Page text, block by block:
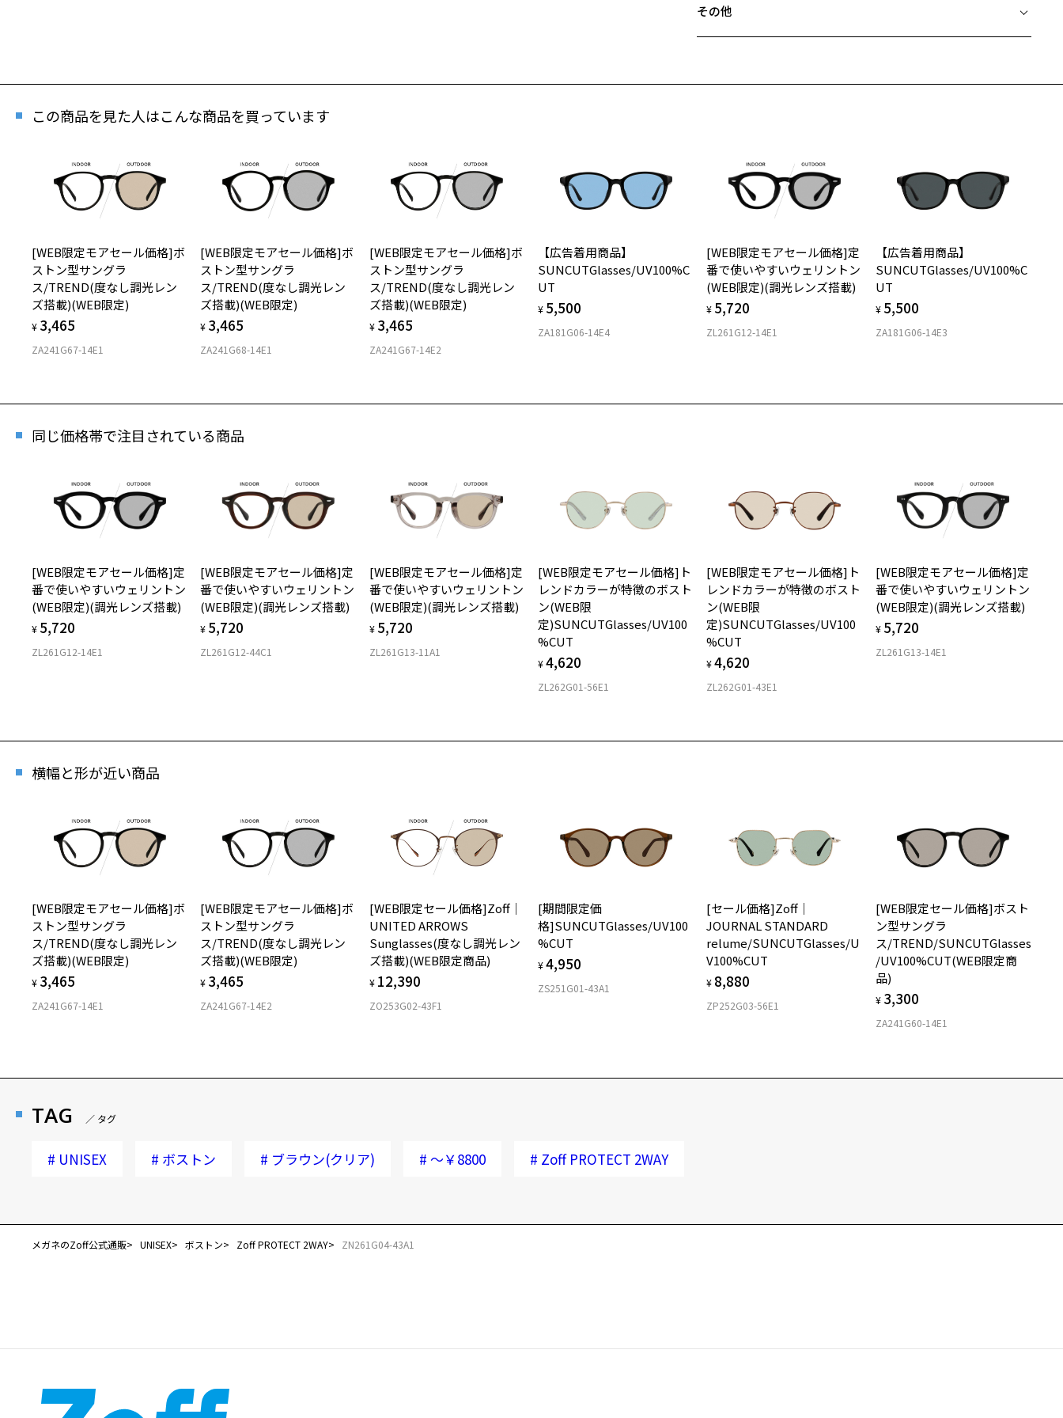
商品詳細ページへ
お気に入りに追加済です。
お気に入りリストは
＜度付きサングラスに関する注意事項＞
※サングラスの度付きは追加料金がかかります。
レンズオプションでカラーをお選びください。
めご了承ください。
品名：サングラス
レンズ枠の材質：プラスチック(塗装)
テンプルの材質：プラスチック(塗装)
可視光線透過率：60%
紫外線透過率：0.1%以下 (紫外線カット率：99.9%以上)
レンズカラー： Z-ASH_BE40F / ブラウン系
UV100%CUT ※ISO12312-1基準
TEL：0120-013-883
2024年3月1日から、店頭に商品をお持ち込みいただいて、レンズ交換
をされる場合は、レンズ代金の他に3,300円(税込)の加工賃を追加で頂
戴する場合がございます。
店頭でレンズ交換をされるお客様は、商品発送から6か月以内に、ご購
ご提示いだければ、初回に限り加工賃はかかりませんので、必ずスタッ
フにご提示ください。
商品発送から6か月を過ぎた場合、又はお客様からの【商品発送メー
ル】のご提示が無かった場合、レンズ代金の他に加工賃として3,300円
(税込)を頂戴いたしますので、予めご了承ください。
お持ちのZoffメガネサイズを確認するには？
仕上がり寸法
D 仕上がりの横幅：約132mm
E 仕上がりの縦幅：約49mm
※メガネ：デモレンズを外した重さ
フロント素材：プラスチック(塗装)
安心2 視力測定無料
視力の変化を早めに発見するために、定期的な視力測定をおす
安心3 かかり具合調整無料
フレームの歪みやかかり具合の調整・クリーニングは、全国の
Zoff店舗にていつでも対応いたします。
その他
＜メガネの度数情報がわからない方へ＞
オンラインストアでフレームのみ購入して、
ご購入時に「レンズ交換券」をお選びいただくと、実店舗で度数を測定
のうえ、
度付きレンズ（標準セットレンズ）へ無料交換いただけます。
詳しくはこちら
実店舗で度数を測定いただけます
この商品を見た人はこんな商品を買っています
[WEB限定モアセール価格]ボ
ストン型サングラ
ス/TREND(度なし調光レン
ズ搭載)(WEB限定)
¥ 3,465
ZA241G67-14E1
[WEB限定モアセール価格]ボ
ストン型サングラ
ス/TREND(度なし調光レン
ズ搭載)(WEB限定)
¥ 3,465
ZA241G68-14E1
[WEB限定モアセール価格]ボ
ストン型サングラ
ス/TREND(度なし調光レン
ズ搭載)(WEB限定)
¥ 3,465
ZA241G67-14E2
【広告着用商品】
SUNCUTGlasses/UV100%C
UT
¥ 5,500
ZA181G06-14E4
[WEB限定モアセール価格]定
番で使いやすいウェリントン
(WEB限定)(調光レンズ搭載)
¥ 5,720
ZL261G12-14E1
【広告着用商品】
SUNCUTGlasses/UV100%C
UT
¥ 5,500
ZA181G06-14E3
同じ価格帯で注目されている商品
[WEB限定モアセール価格]定
番で使いやすいウェリントン
(WEB限定)(調光レンズ搭載)
¥ 5,720
ZL261G12-14E1
[WEB限定モアセール価格]定
番で使いやすいウェリントン
(WEB限定)(調光レンズ搭載)
¥ 5,720
ZL261G12-44C1
[WEB限定モアセール価格]定
番で使いやすいウェリントン
(WEB限定)(調光レンズ搭載)
¥ 5,720
ZL261G13-11A1
[WEB限定モアセール価格]ト
レンドカラーが特徴のボスト
ン(WEB限
定)SUNCUTGlasses/UV100
%CUT
¥4,620
ZL262G01-56E1
[WEB限定モアセール価格]ト
レンドカラーが特徴のボスト
ン(WEB限
定)SUNCUTGlasses/UV100
%CUT
¥4,620
ZL262G01-43E1
[WEB限定モアセール価格]定
番で使いやすいウェリントン
(WEB限定)(調光レンズ搭載)
¥ 5,720
ZL261G13-14E1
横幅と形が近い商品
[WEB限定モアセール価格]ボ
ストン型サングラ
ス/TREND(度なし調光レン
ズ搭載)(WEB限定)
¥ 3,465
ZA241G67-14E1
[WEB限定モアセール価格]ボ
ストン型サングラ
ス/TREND(度なし調光レン
ズ搭載)(WEB限定)
¥ 3,465
ZA241G67-14E2
[WEB限定セール価格]Zoff｜
UNITED ARROWS
Sunglasses(度なし調光レン
ズ搭載)(WEB限定商品)
¥ 12,390
ZO253G02-43F1
[期間限定価
格]SUNCUTGlasses/UV100
%CUT
¥4,950
ZS251G01-43A1
[セール価格]Zoff｜
JOURNAL STANDARD
relume/SUNCUTGlasses/U
V100%CUT
¥ 8,880
ZP252G03-56E1
[WEB限定セール価格]ボスト
ン型サングラ
ス/TREND/SUNCUTGlasses
/UV100%CUT(WEB限定商
品)
¥ 3,300
ZA241G60-14E1
TAG ／ タグ
# UNISEX # ボストン # ブラウン(クリア) # ～￥8800 # Zoff PROTECT 2WAY
メガネのZoff公式通販 UNISEX ボストン Zoff PROTECT 2WAY ZN261G04-43A1